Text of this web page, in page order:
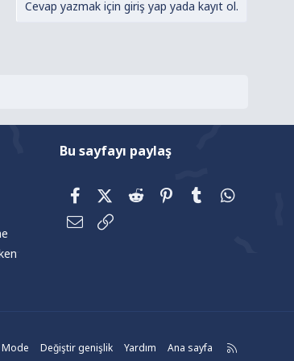
Cevap yazmak için giriş yap yada kayıt ol.
Bu sayfayı paylaş
FacebookX (Twitter)
Reddit Pinterest
Tumblr
E-posta
Değiştir genişlik Yardım Ana sayfa
R